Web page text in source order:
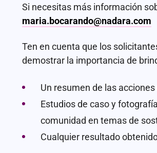
Si necesitas más información
maria.bocarando@nadara.com
Ten en cuenta que los
demostrar la importancia de
Un resumen de las
Estudios de caso y
comunidad en temas de
Cualquier resultado